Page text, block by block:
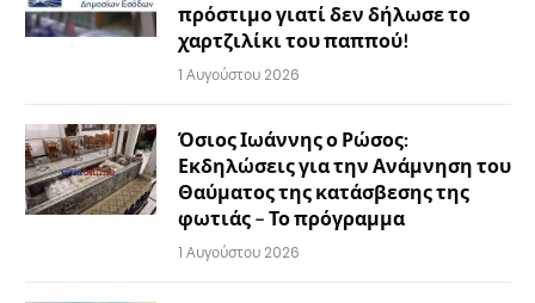
πρόστιμο γιατί δεν δήλωσε το
χαρτζιλίκι του παππού!
1 Αυγούστου 2026
Όσιος Ιωάννης ο Ρώσος:
Εκδηλώσεις για την Ανάμνηση του
Θαύματος της κατάσβεσης της
φωτιάς – Το πρόγραμμα
1 Αυγούστου 2026